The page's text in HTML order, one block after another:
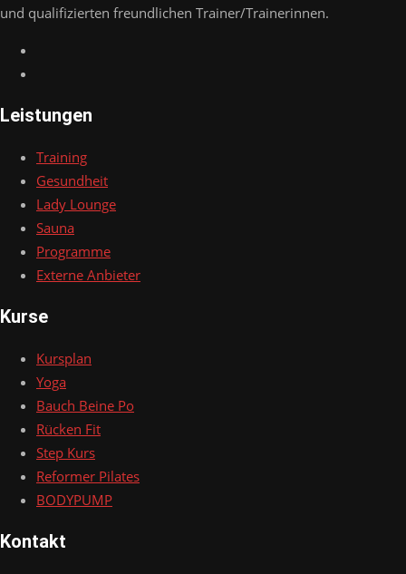
und qualifizierten freundlichen Trainer/Trainerinnen.
Leistungen
Training
Gesundheit
Lady Lounge
Sauna
Programme
Externe Anbieter
Kurse
Kursplan
Yoga
Bauch Beine Po
Rücken Fit
Step Kurs
Reformer Pilates
BODYPUMP
Kontakt